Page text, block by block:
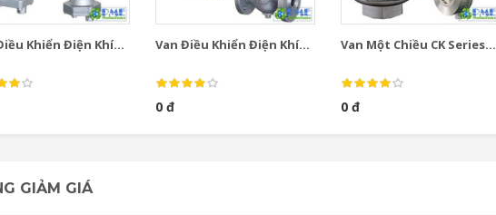
Khiển Điện Khí... Van Điều Khiển Điện Khí...
0 đ
Van Một Chiều CK Series...
0 đ
GIẢM GIÁ